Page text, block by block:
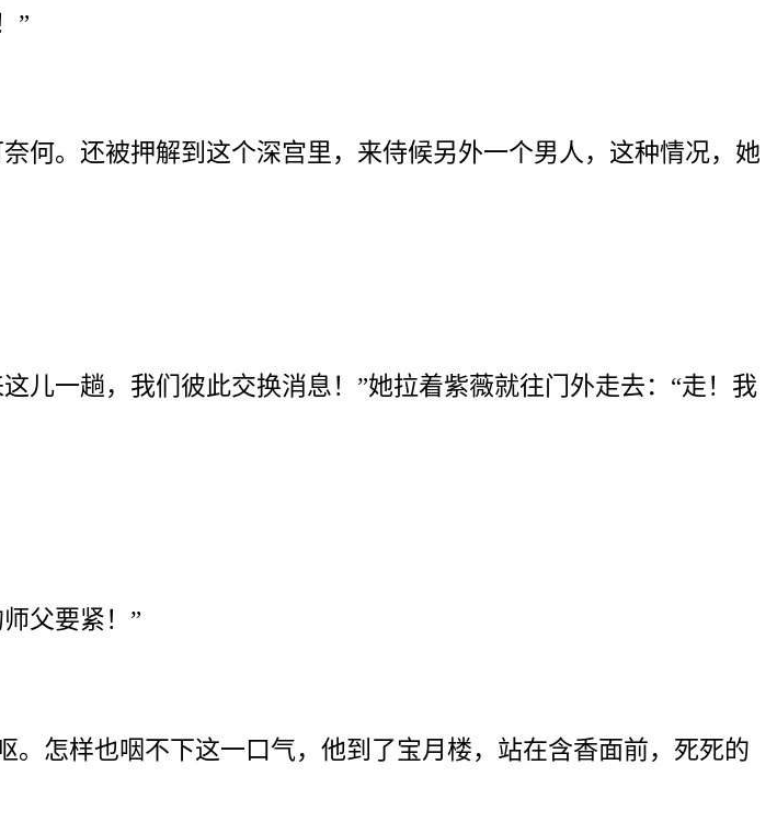
”
何。还被押解到这个深宫里，来侍候另外一个男人，这种情况，她
儿一趟，我们彼此交换消息！”她拉着紫薇就往门外走去：“走！我
父要紧！”
怎样也咽不下这一口气，他到了宝月楼，站在含香面前，死死的